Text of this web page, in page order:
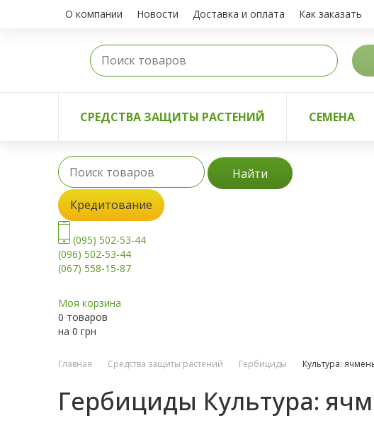
О компании Новости Доставка и оплата Как заказать
СРЕДСТВА ЗАЩИТЫ РАСТЕНИЙ СЕМЕНА
Найти
Кредитование
(095) 502-53-44
(096) 502-53-44
(067) 558-15-87
Моя корзина
0 товаров
на 0 грн
Главная Средства защиты растений Гербициды Культура:
Гербициды Культура: